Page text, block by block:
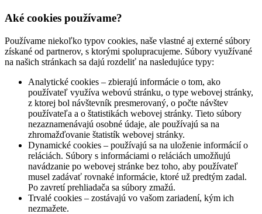
Aké cookies používame?
Používame niekoľko typov cookies, naše vlastné aj externé súbory
získané od partnerov, s ktorými spolupracujeme. Súbory využívané
na našich stránkach sa dajú rozdeliť na nasledujúce typy:
Analytické cookies – zbierajú informácie o tom, ako
používateľ využíva webovú stránku, o type webovej stránky,
z ktorej bol návštevník presmerovaný, o počte návštev
používateľa a o štatistikách webovej stránky. Tieto súbory
nezaznamenávajú osobné údaje, ale používajú sa na
zhromažďovanie štatistík webovej stránky.
Dynamické cookies – používajú sa na uloženie informácií o
reláciách. Súbory s informáciami o reláciách umožňujú
navádzanie po webovej stránke bez toho, aby používateľ
musel zadávať rovnaké informácie, ktoré už predtým zadal.
Po zavretí prehliadača sa súbory zmažú.
Trvalé cookies – zostávajú vo vašom zariadení, kým ich
nezmažete.